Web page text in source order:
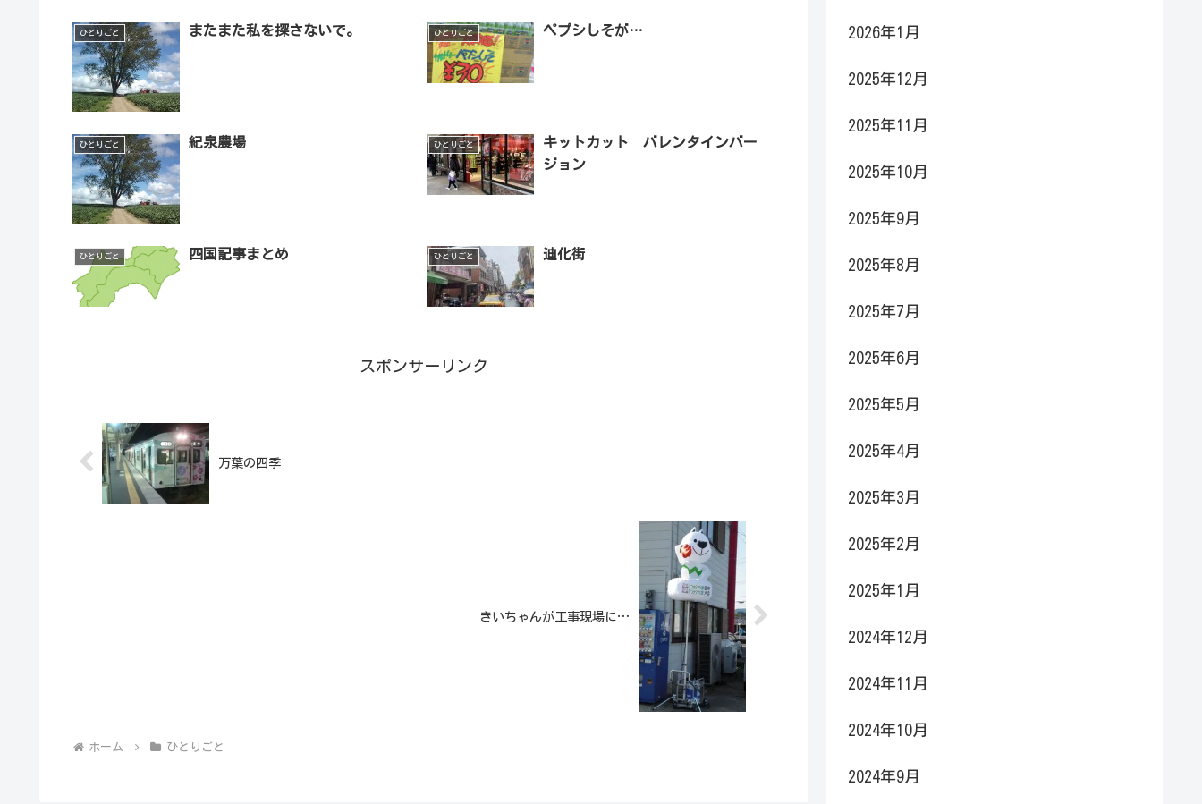
ひとりごと またまた私を探さないで。 ひとりごと ペプシしそが…
ひとりごと 紀泉農場 ひとりごと
キットカット バレンタインバー
ジョン
ひとりごと 四国記事まとめ ひとりごと 迪化街
スポンサーリンク
万葉の四季
きいちゃんが工事現場に…
ホーム ひとりごと
2026年1月
2025年12月
2025年11月
2025年10月
2025年9月
2025年8月
2025年7月
2025年6月
2025年5月
2025年4月
2025年3月
2025年2月
2025年1月
2024年12月
2024年11月
2024年10月
2024年9月